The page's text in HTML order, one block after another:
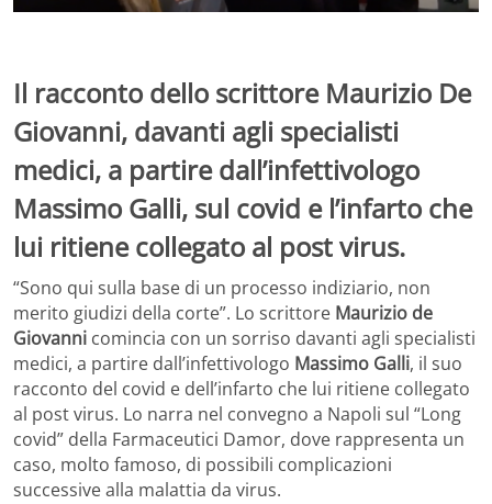
Il racconto dello scrittore Maurizio De
Giovanni, davanti agli specialisti
medici, a partire dall’infettivologo
Massimo Galli, sul covid e l’infarto che
lui ritiene collegato al post virus.
“Sono qui sulla base di un processo indiziario, non
merito giudizi della corte”. Lo scrittore Maurizio de
Giovanni comincia con un sorriso davanti agli specialisti
medici, a partire dall’infettivologo Massimo Galli, il suo
racconto del covid e dell’infarto che lui ritiene collegato
al post virus. Lo narra nel convegno a Napoli sul “Long
covid” della Farmaceutici Damor, dove rappresenta un
caso, molto famoso, di possibili complicazioni
successive alla malattia da virus.